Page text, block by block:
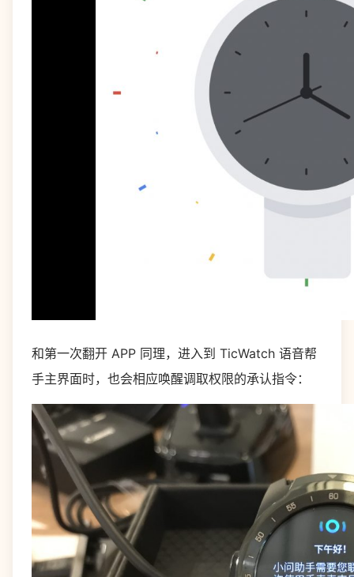
和第一次翻开 APP 同理，进入到 TicWatch 语音帮
手主界面时，也会相应唤醒调取权限的承认指令：